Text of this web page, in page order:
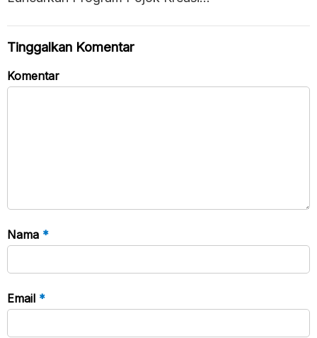
Lokal
Tinggalkan Komentar
Komentar
Nama *
Email *